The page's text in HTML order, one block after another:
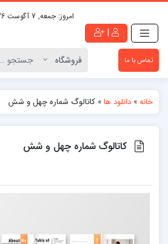
امروز: جمعه, 7 آگوست 2026
|
تماس با ما
خانه» دانلود ها» کاتالوگ شماره چهل و شش
کاتالوگ شماره چهل و شش